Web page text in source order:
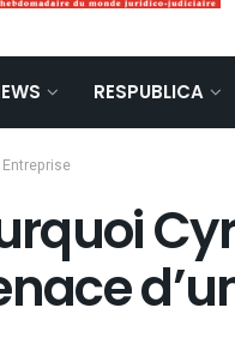
RESPUBLICA
Entreprise